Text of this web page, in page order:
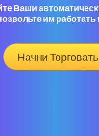
Ваши
им работать
Начни Торговать